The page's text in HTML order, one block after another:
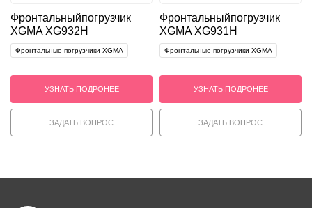
Фронтальныйпогрузчик
XGMA XG932H
Фронтальные погрузчики XGMA
УЗНАТЬ ПОДРОНЕЕ
ЗАДАТЬ ВОПРОС
Фронтальныйпогрузчик
XGMA XG931H
Фронтальные погрузчики XGMA
УЗНАТЬ ПОДРОНЕЕ
ЗАДАТЬ ВОПРОС